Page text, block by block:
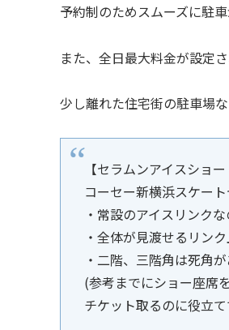
予約制のためスムーズに駐車
また、全日最大料金が設定
少し離れた住宅街の駐車場
【セラムンアイスショー
コーセー新横浜スケー
・常設のアイスリンク
・全体が見渡せるリン
・二階、三階角は死角
(参考までにショー座席
チケット取るのに役立て